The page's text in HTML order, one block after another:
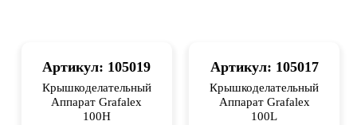
Артикул: 105019
Крышкоделательный
Аппарат Grafalex
100H
Артикул: 105017
Крышкоделательный
Аппарат Grafalex
100L